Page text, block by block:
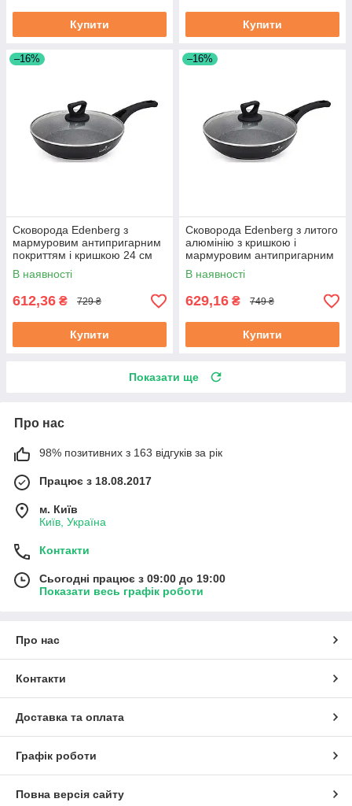
Купити Купити
–16%
Сковорода Edenberg з
мармуровим антипригарним
покриттям і кришкою 24 см
(EB-7454)
В наявності
612,36 ₴ 729 ₴
Купити
–16%
Сковорода Edenberg з литого
алюмінію з кришкою і
мармуровим антипригарним
покриттям 26 см (EB-7455)
В наявності
629,16 ₴ 749 ₴
Купити
Показати ще
Про нас
98% позитивних з 163 відгуків за рік
Працює з 18.08.2017
м. Київ
Київ, Україна
Контакти
Сьогодні працює з 09:00 до 19:00
Показати весь графік роботи
Про нас
Контакти
Доставка та оплата
Графік роботи
Повна версія сайту